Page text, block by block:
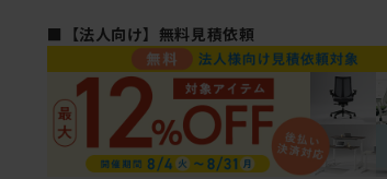
■【法人向け】無料見積依頼